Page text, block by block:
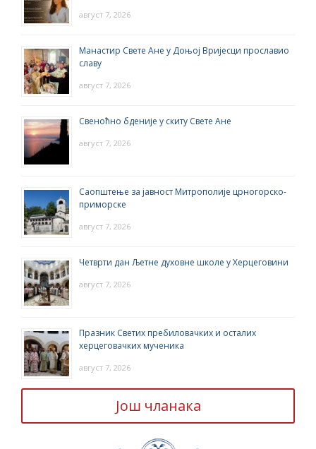
август 7, 2026
Манастир Свете Ане у Доњој Вријесци прославио
славу
август 7, 2026
Свеноћно бденије у скиту Свете Ане
август 7, 2026
Саопштење за јавност Митрополије црногорско-
приморске
август 7, 2026
Четврти дан Љетне духовне школе у Херцеговини
август 7, 2026
Празник Светих пребиловачких и осталих
херцеговачких мученика
август 7, 2026
Још чланака